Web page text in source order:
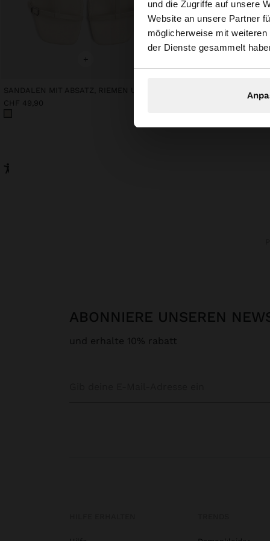
und die Zugriffe auf unsere
Website an unsere Partner
möglicherweise mit
der Dienste gesammelt
Sie greifen von
durchsuchen?
+
CHF 49,90
ABONNIERE UNSEREN
und erhalte 10% rabatt